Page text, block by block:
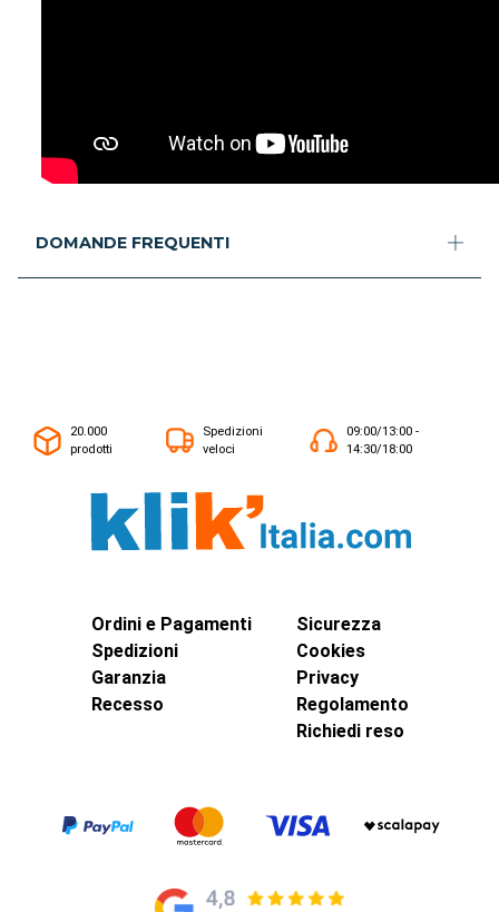
DOMANDE FREQUENTI
20.000
prodotti
Spedizioni
veloci
09:00/13:00 -
14:30/18:00
Ordini e Pagamenti
Spedizioni
Garanzia
Recesso
Sicurezza
Cookies
Privacy
Regolamento
Richiedi reso